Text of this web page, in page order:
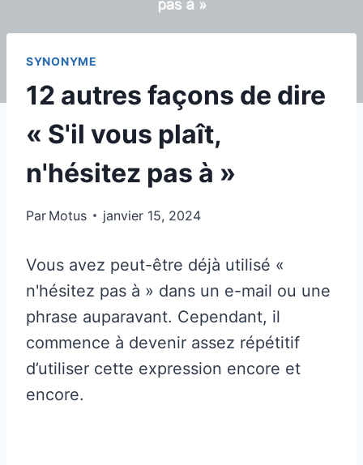
SYNONYME
12 autres façons de dire
« S'il vous plaît,
n'hésitez pas à »
Par Motus janvier 15, 2024
Vous avez peut-être déjà utilisé «
n'hésitez pas à » dans un e-mail ou une
phrase auparavant. Cependant, il
commence à devenir assez répétitif
d’utiliser cette expression encore et
encore.